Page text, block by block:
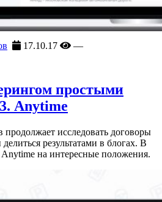
17.10.17 —
простыми
Anytime
исследовать договоры
результатами в блогах. В
Anytime на интересные положения.